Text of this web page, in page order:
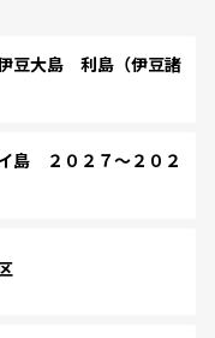
大島 利島（伊豆諸
島 ２０２７～２０２